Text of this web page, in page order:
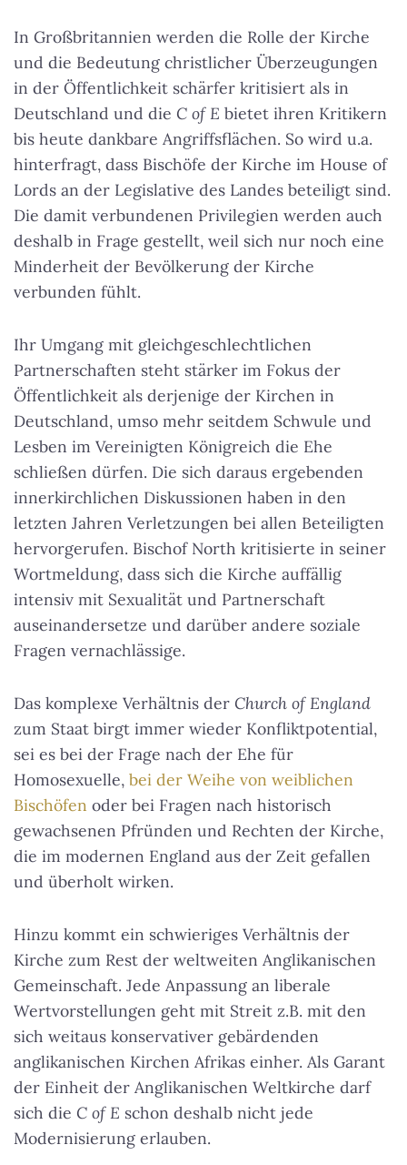
In Großbritannien werden die Rolle der Kirche
und die Bedeutung christlicher Überzeugungen
in der Öffentlichkeit schärfer kritisiert als in
Deutschland und die C of E bietet ihren Kritikern
bis heute dankbare Angriffsflächen. So wird u.a.
hinterfragt, dass Bischöfe der Kirche im House of
Lords an der Legislative des Landes beteiligt sind.
Die damit verbundenen Privilegien werden auch
deshalb in Frage gestellt, weil sich nur noch eine
Minderheit der Bevölkerung der Kirche
verbunden fühlt.
Ihr Umgang mit gleichgeschlechtlichen
Partnerschaften steht stärker im Fokus der
Öffentlichkeit als derjenige der Kirchen in
Deutschland, umso mehr seitdem Schwule und
Lesben im Vereinigten Königreich die Ehe
schließen dürfen. Die sich daraus ergebenden
innerkirchlichen Diskussionen haben in den
letzten Jahren Verletzungen bei allen Beteiligten
hervorgerufen. Bischof North kritisierte in seiner
Wortmeldung, dass sich die Kirche auffällig
intensiv mit Sexualität und Partnerschaft
auseinandersetze und darüber andere soziale
Fragen vernachlässige.
Das komplexe Verhältnis der Church of England
zum Staat birgt immer wieder Konfliktpotential,
sei es bei der Frage nach der Ehe für
Homosexuelle, bei der Weihe von weiblichen
Bischöfen oder bei Fragen nach historisch
gewachsenen Pfründen und Rechten der Kirche,
die im modernen England aus der Zeit gefallen
und überholt wirken.
Hinzu kommt ein schwieriges Verhältnis der
Kirche zum Rest der weltweiten Anglikanischen
Gemeinschaft. Jede Anpassung an liberale
Wertvorstellungen geht mit Streit z.B. mit den
sich weitaus konservativer gebärdenden
anglikanischen Kirchen Afrikas einher. Als Garant
der Einheit der Anglikanischen Weltkirche darf
sich die C of E schon deshalb nicht jede
Modernisierung erlauben.